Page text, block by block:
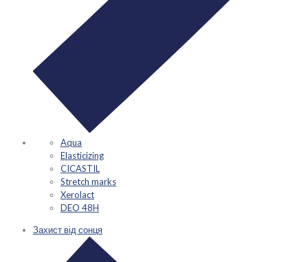
Aqua
Elasticizing
CICASTIL
Stretch marks
Xerolact
DEO 48H
Захист від сонця